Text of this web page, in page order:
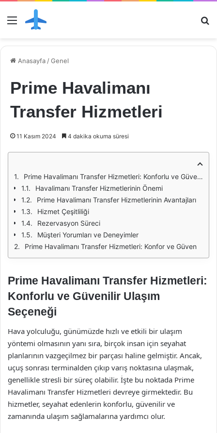
Menü
Anasayfa /Genel
Prime Havalimanı
Transfer Hizmetleri
11 Kasım 2024 4 dakika okuma süresi
Prime Havalimanı Transfer Hizmetleri: Konforlu ve Güvenilir Ulaşım Seçeneği
Havalimanı Transfer Hizmetlerinin Önemi
Prime Havalimanı Transfer Hizmetlerinin Avantajları
Hizmet Çeşitliliği
Rezervasyon Süreci
Müşteri Yorumları ve Deneyimler
Prime Havalimanı Transfer Hizmetleri: Konfor ve Güven
Prime Havalimanı Transfer Hizmetleri:
Konforlu ve Güvenilir Ulaşım
Seçeneği
Hava yolculuğu, günümüzde hızlı ve etkili bir ulaşım
yöntemi olmasının yanı sıra, birçok insan için seyahat
planlarının vazgeçilmez bir parçası haline gelmiştir. Ancak,
uçuş sonrası terminalden çıkıp varış noktasına ulaşmak,
genellikle stresli bir süreç olabilir. İşte bu noktada Prime
Havalimanı Transfer Hizmetleri devreye girmektedir. Bu
hizmetler, seyahat edenlerin konforlu, güvenilir ve
zamanında ulaşım sağlamalarına yardımcı olur.